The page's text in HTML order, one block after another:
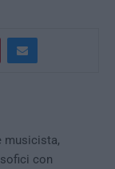
musicista,
con